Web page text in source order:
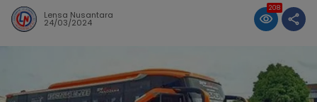
Lensa Nusantara
24/03/2024
208